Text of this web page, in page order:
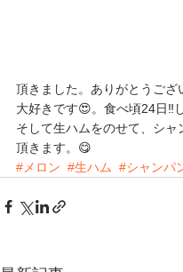
頂きました。ありがとうござ
大好きです😍。食べ頃24日‼️
そして生ハムをのせて、シャ
頂きます。😋
#メロン #生ハム #シャンパ